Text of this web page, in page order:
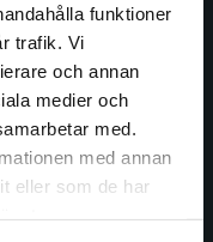
funktioner
trafik. Vi
och annan
medier och
med.
med annan
eller som de har
utanför Sverige.